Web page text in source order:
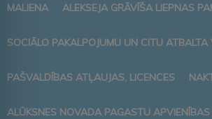
MALIENA ALEKSEJA GRĀVĪŠA LIEPNAS
SOCIĀLO PAKALPOJUMU UN CITU
PAŠVALDĪBAS ATĻAUJAS, LICENCES
ALŪKSNES NOVADA PAGASTU APVIENĪBAS